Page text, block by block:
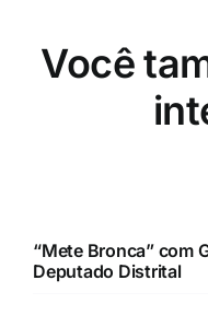
Você
“Mete Bronca” com
Deputado Distrital